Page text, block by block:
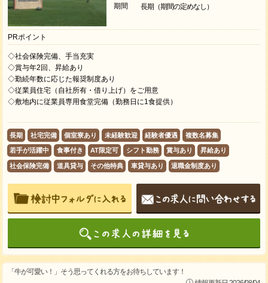
期間
長期（期間の定めなし）
PRポイント
◇社会保険完備、手当充実
◇賞与年2回、昇給あり
◇勤続年数に応じた報奨制度あり
◇従業員住宅（自社所有・借り上げ）をご用意
◇敷地内に従業員専用食堂完備（勤務日に1食提供）
長期 社宅完備 個室寮あり 未経験歓迎 経験者優遇 複数名募集
若手が活躍中 食事付き AT限定可 シフト勤務 賞与あり 昇給あり
社会保険完備 道具貸与 その他特典 車貸与あり 退職金制度あり
「牛が可愛い！」そう思ってくれる方をお待ちしています！